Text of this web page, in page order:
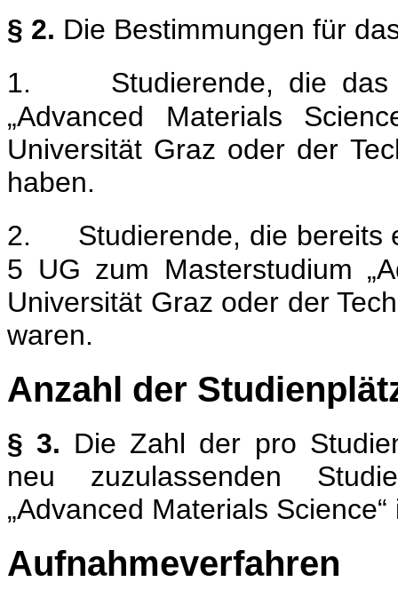
§ 2. Die Bestimmungen für
1.
Studierende, die
„Advanced Materials
Universität Graz oder der
haben.
2.
Studierende, die bereits
5 UG zum Masterstudium
Universität Graz oder der
waren.
Anzahl der
§ 3. Die Zahl der pro
neu zuzulassenden
„Advanced Materials
Aufnahmeverfahren